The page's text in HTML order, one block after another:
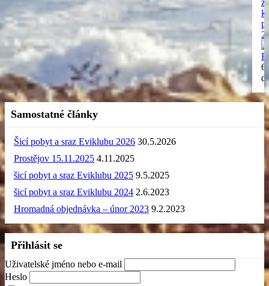
6
Samostatné články
Šicí pobyt a sraz Eviklubu 2026 30.5.2026
Prostějov 15.11.2025 4.11.2025
šicí pobyt a sraz Eviklubu 2025 9.5.2025
šicí pobyt a sraz Eviklubu 2024 2.6.2023
Hromadná objednávka – únor 2023 9.2.2023
Přihlásit se
Uživatelské jméno nebo e-mail
Heslo